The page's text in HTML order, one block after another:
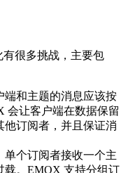
有很多挑战，主要包
端和主题的消息应该按
会让客户端在数据保留
他订阅者，并且保证消
单个订阅者接收一个主
载。EMQX 支持分组订